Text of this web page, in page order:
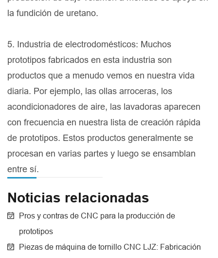
la fundición de uretano.
5. Industria de electrodomésticos: Muchos
prototipos fabricados en esta industria son
productos que a menudo vemos en nuestra vida
diaria. Por ejemplo, las ollas arroceras, los
acondicionadores de aire, las lavadoras aparecen
con frecuencia en nuestra lista de creación rápida
de prototipos. Estos productos generalmente se
procesan en varias partes y luego se ensamblan
entre sí.
Noticias relacionadas
Pros y contras de CNC para la producción de
prototipos
Piezas de máquina de tornillo CNC LJZ: Fabricación